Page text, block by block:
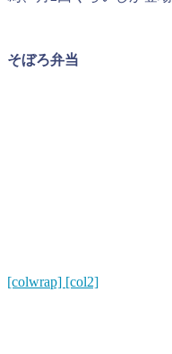
そぼろ弁当
[colwrap] [col2]